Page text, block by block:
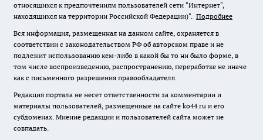
относящихся к предпочтениям пользователей сети "Интернет",
находящихся на территории Российской Федерации)". Подробнее
Вся информация, размещенная на данном сайте, охраняется в
соответствии с законодательством РФ об авторском праве и не
подлежит использованию кем-либо в какой бы то ни было форме, в
том числе воспроизведению, распространению, переработке не иначе
как с письменного разрешения правообладателя.
Редакция портала не несет ответственности за комментарии и
материалы пользователей, размещенные на сайте ko44.ru и его
субдоменах. Мнение редакции и пользователей сайта может не
совпадать.